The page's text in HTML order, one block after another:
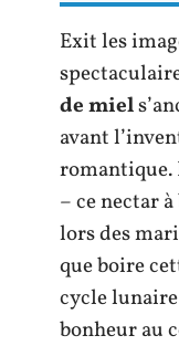
Exit les
de miel
avant
romantique.
– ce nectar à
lors des
que boire
cycle
bonheur au